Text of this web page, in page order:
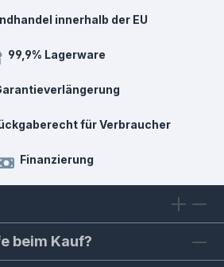
innerhalb der EU
99,9% Lagerware
für Verbraucher
Finanzierung
beim Kauf?